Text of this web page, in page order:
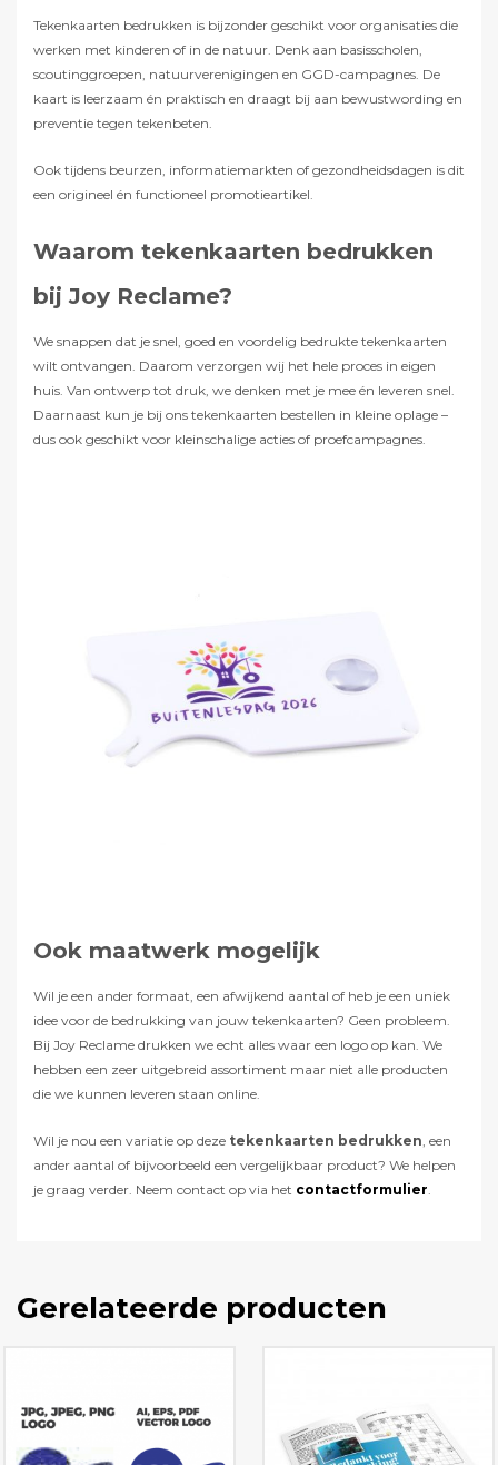
Tekenkaarten bedrukken is bijzonder geschikt voor organisaties die
werken met kinderen of in de natuur. Denk aan basisscholen,
scoutinggroepen, natuurverenigingen en GGD-campagnes. De
kaart is leerzaam én praktisch en draagt bij aan bewustwording en
preventie tegen tekenbeten.
Ook tijdens beurzen, informatiemarkten of gezondheidsdagen is dit
een origineel én functioneel promotieartikel.
Waarom tekenkaarten bedrukken
bij Joy Reclame?
We snappen dat je snel, goed en voordelig bedrukte tekenkaarten
wilt ontvangen. Daarom verzorgen wij het hele proces in eigen
huis. Van ontwerp tot druk, we denken met je mee én leveren snel.
Daarnaast kun je bij ons tekenkaarten bestellen in kleine oplage –
dus ook geschikt voor kleinschalige acties of proefcampagnes.
Ook maatwerk mogelijk
Wil je een ander formaat, een afwijkend aantal of heb je een uniek
idee voor de bedrukking van jouw tekenkaarten? Geen probleem.
Bij Joy Reclame drukken we echt alles waar een logo op kan. We
hebben een zeer uitgebreid assortiment maar niet alle producten
die we kunnen leveren staan online.
Wil je nou een variatie op deze tekenkaarten bedrukken , een
ander aantal of bijvoorbeeld een vergelijkbaar product? We helpen
je graag verder. Neem contact op via het contactformulier
Gerelateerde producten